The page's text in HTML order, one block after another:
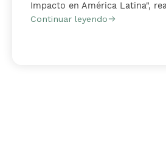
Impacto en América Latina",
Continuar leyendo